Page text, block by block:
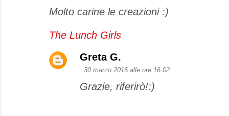
Molto carine le creazioni :)
The Lunch Girls
Greta G.
30 marzo 2016 alle ore 16:02
Grazie, riferirò!:)